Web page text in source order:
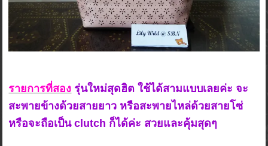
รายการที่สอง รุ่นใหม่สุดฮิต ใช้ได้สามแบบเลยค่ะ จะ
สะพายข้างด้วยสายยาว หรือสะพายไหล่ด้วยสายโซ่
หรือจะถือเป็น clutch ก็ได้ค่ะ สวยและคุ้มสุดๆ